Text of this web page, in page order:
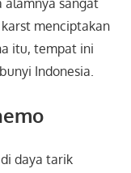
sangat
menciptakan
itu, tempat ini
Indonesia.
daya tarik